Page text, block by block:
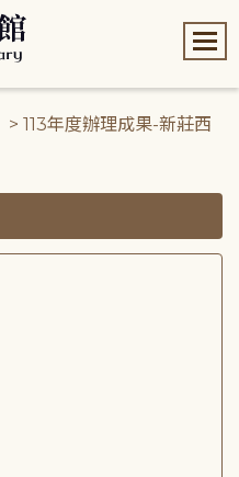
> 113年度辦理成果-新莊西